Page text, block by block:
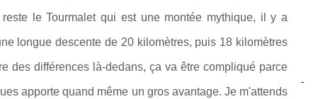
le Tourmalet qui est une montée mythique, il y a
longue descente de 20 kilomètres, puis 18 kilomètres
des différences là-dedans, ça va être compliqué parce
apporte quand même un gros avantage. Je m'attends
-